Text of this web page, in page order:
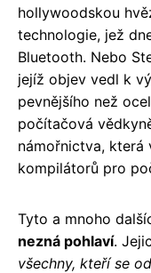
hollywoodskou
technologie, jež
Bluetooth. Nebo
jejíž objev vedl k
pevnějšího než
počítačová
námořnictva, která
kompilátorů pro
Tyto a mnoho
nezná pohlaví.
všechny, kteří se